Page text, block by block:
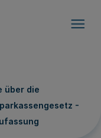
über die
-